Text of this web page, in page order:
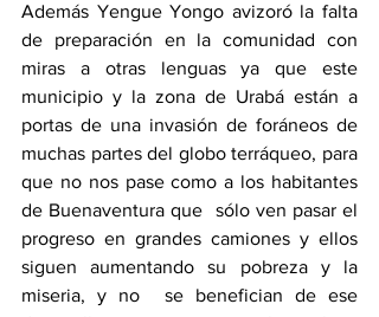
Además Yengue Yongo avizoró la falta
de preparación en la comunidad con
miras a otras lenguas ya que este
municipio y la zona de Urabá están a
portas de una invasión de foráneos de
muchas partes del globo terráqueo, para
que no nos pase como a los habitantes
de Buenaventura que  sólo ven pasar el
progreso en grandes camiones y ellos
siguen aumentando su pobreza y la
miseria, y no  se benefician de ese